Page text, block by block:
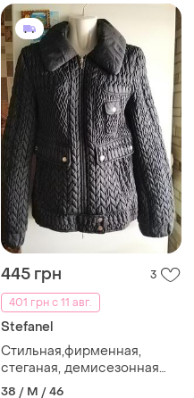
445 грн
3
401 грн с 11 авг.
Stefanel
Стильная,фирменная,
стеганая, демисезонная
куртка 44-46 р - stefanel
38 / M / 46